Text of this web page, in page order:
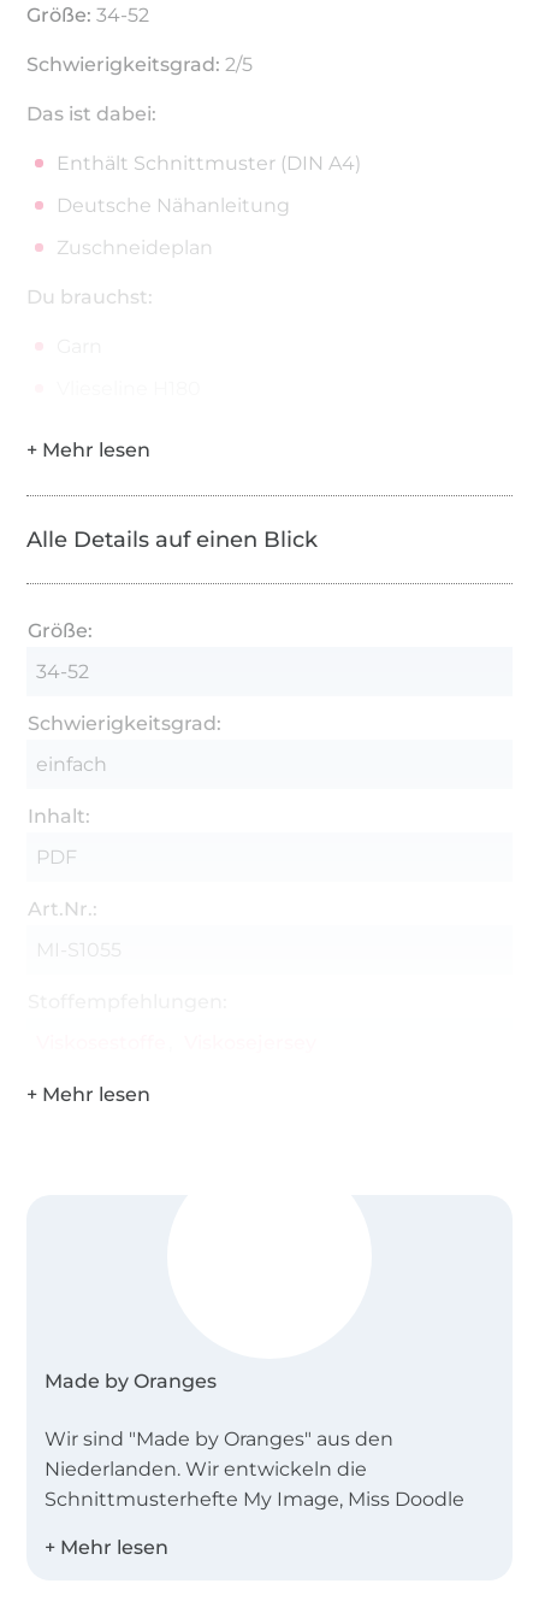
Größe: 34-52
Schwierigkeitsgrad: 2/5
Das ist dabei:
Enthält Schnittmuster (DIN A4)
Deutsche Nähanleitung
Zuschneideplan
Du brauchst:
Alle Details auf einen Blick
Größe:
34-52
Schwierigkeitsgrad:
einfach
Inhalt:
PDF
Art.Nr.:
MI-S1055
Made by Oranges
Wir sind "Made by Oranges" aus den
Niederlanden. Wir entwickeln die
Schnittmusterhefte My Image, Miss Doodle